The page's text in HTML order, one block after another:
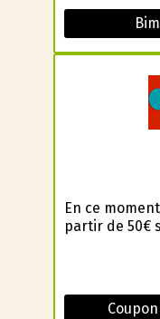
En ce
partir de 50€